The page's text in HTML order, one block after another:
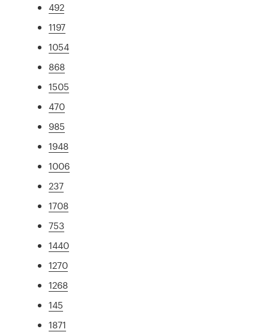
492
1197
1054
868
1505
470
985
1948
1006
237
1708
753
1440
1270
1268
145
1871